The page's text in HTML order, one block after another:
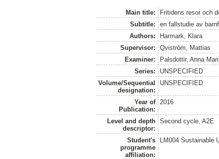
Main title:
Fritidens resor och
Subtitle:
en fallstudie av
Authors:
Harmark, Klara
Supervisor:
Qviström, Mattias
Examiner:
Palsdottir, Anna
Series:
UNSPECIFIED
Volume/Sequential
designation:
UNSPECIFIED
Year of
Publication:
2016
Level and depth
descriptor:
Second cycle, A2E
Student's
programme
affiliation:
LM004 Sustainable